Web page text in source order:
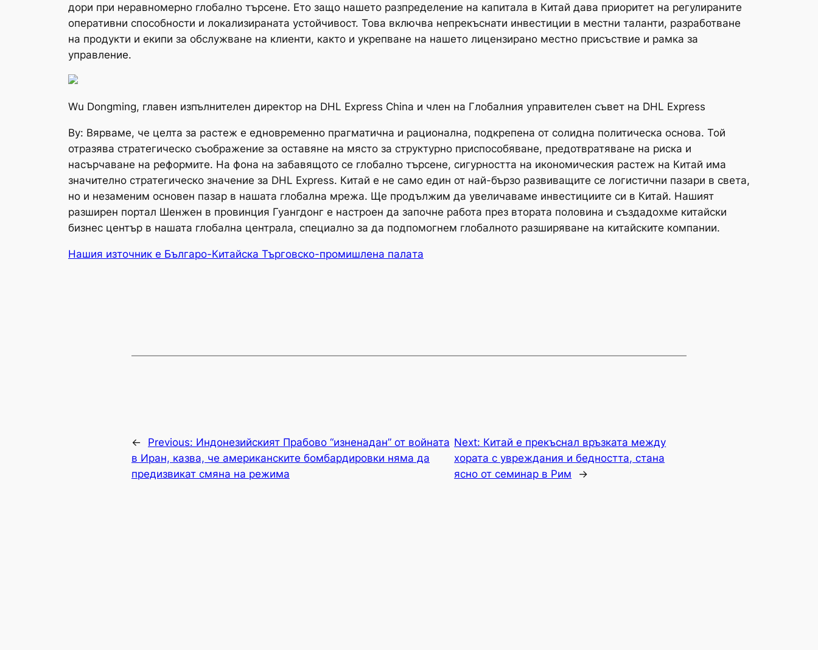
дори при неравномерно глобално търсене. Ето защо нашето разпределение на капитала в Китай дава приоритет на регулираните
оперативни способности и локализираната устойчивост. Това включва непрекъснати инвестиции в местни таланти, разработване
на продукти и екипи за обслужване на клиенти, както и укрепване на нашето лицензирано местно присъствие и рамка за
управление.
Wu Dongming, главен изпълнителен директор на DHL Express China и член на Глобалния управителен съвет на DHL Express
Ву: Вярваме, че целта за растеж е едновременно прагматична и рационална, подкрепена от солидна политическа основа. Той
отразява стратегическо съображение за оставяне на място за структурно приспособяване, предотвратяване на риска и
насърчаване на реформите. На фона на забавящото се глобално търсене, сигурността на икономическия растеж на Китай има
значително стратегическо значение за DHL Express. Китай е не само един от най-бързо развиващите се логистични пазари в света,
но и незаменим основен пазар в нашата глобална мрежа. Ще продължим да увеличаваме инвестициите си в Китай. Нашият
разширен портал Шенжен в провинция Гуангдонг е настроен да започне работа през втората половина и създадохме китайски
бизнес център в нашата глобална централа, специално за да подпомогнем глобалното разширяване на китайските компании.
Нашия източник е Българо-Китайска Търговско-промишлена палaта
← Previous: Индонезийският Прабово “изненадан” от войната
в Иран, казва, че американските бомбардировки няма да
предизвикат смяна на режима
Next: Китай е прекъснал връзката между
хората с увреждания и бедността, стана
ясно от семинар в Рим
→